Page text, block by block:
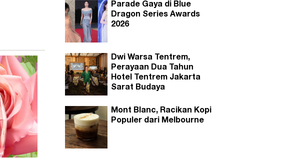
Parade Gaya di Blue
Dragon Series Awards
2026
Dwi Warsa Tentrem,
Perayaan Dua Tahun
Hotel Tentrem Jakarta
Sarat Budaya
Mont Blanc, Racikan Kopi
Populer dari Melbourne